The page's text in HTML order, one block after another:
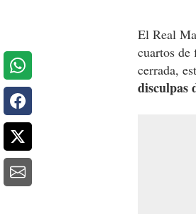
El Real
cuartos de
cerrada,
disculpas